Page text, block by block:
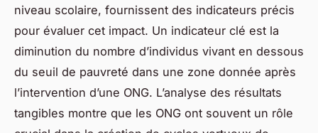
niveau scolaire, fournissent des indicateurs précis
pour évaluer cet impact. Un indicateur clé est la
diminution du nombre d’individus vivant en dessous
du seuil de pauvreté dans une zone donnée après
l’intervention d’une ONG. L’analyse des résultats
tangibles montre que les ONG ont souvent un rôle